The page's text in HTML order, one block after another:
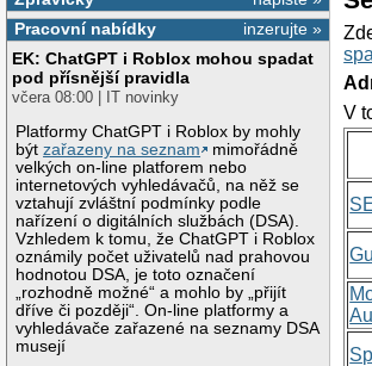
inzerujte »
Pracovní nabídky
EK: ChatGPT i Roblox mohou spadat
pod přísnější pravidla
včera 08:00 | IT novinky
Platformy ChatGPT i Roblox by mohly
býtzařazeny na seznam
mimořádně
velkých on-line platforem nebo
internetových vyhledávačů, na něž se
vztahují zvláštní podmínky podle
nařízení o digitálních službách (DSA).
Vzhledem k tomu, že ChatGPT i Roblox
oznámily počet uživatelů nad prahovou
hodnotou DSA, je toto označení
„rozhodně možné“ a mohlo by „přijít
dříve či později“. On-line platformy a
vyhledávače zařazené na seznamy DSA
musejí
V